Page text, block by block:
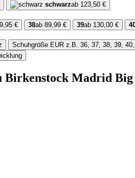
schwarzab 123,50 €
€ 38ab 89,99 € 39ab 130,00 €
Schuhgröße EUR z.B. 36, 37, 38, 39,
Birkenstock Madrid